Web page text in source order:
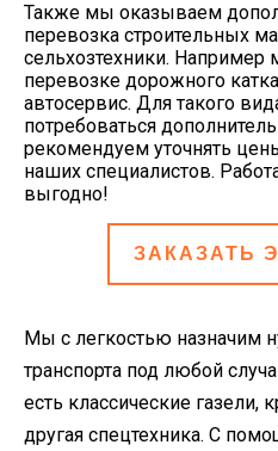
Также мы оказываем
перевозка строительных
сельхозтехники.
перевозке дорожного
автосервис. Для такого
потребоваться
рекомендуем уточнять
наших специалистов.
выгодно!
ЗАКАЗАТЬ
Мы с легкостью назначим
транспорта под любой
есть классические
другая спецтехника. С